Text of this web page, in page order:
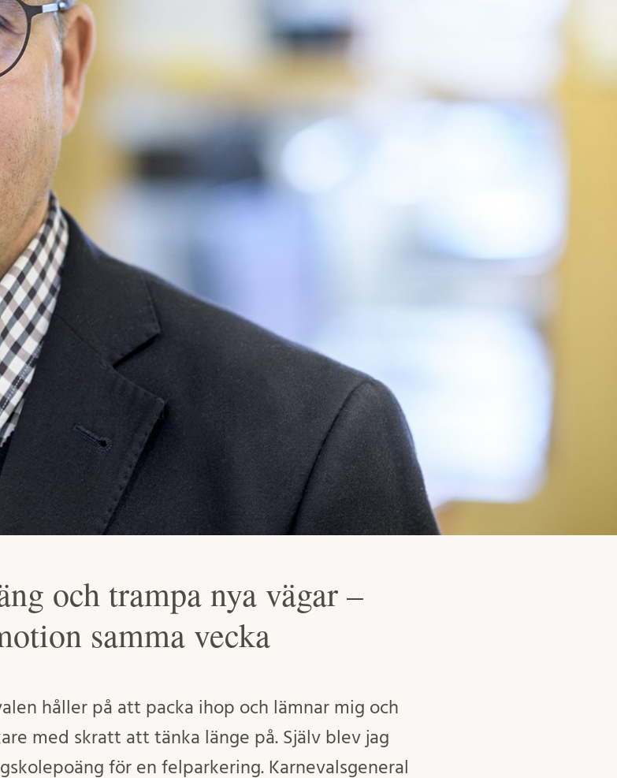
och trampa nya vägar –
samma vecka
håller på att packa ihop och lämnar mig och
med skratt att tänka länge på. Själv blev jag
för en felparkering. Karnevalsgeneral